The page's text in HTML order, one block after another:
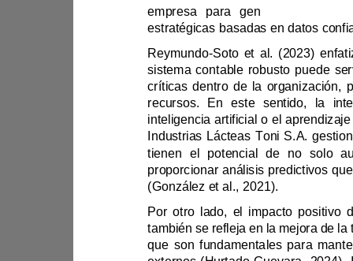
empresa para gen
Reymundo-
recursos.
tienen el poten
(González et al., 2021).